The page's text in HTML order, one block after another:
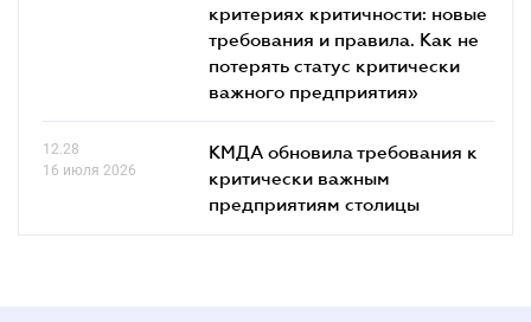
критериях критичности: новые
требования и правила. Как не
потерять статус критически
важного предприятия»
12.28
16 июля 2026
КМДА обновила требования к
критически важным
предприятиям столицы